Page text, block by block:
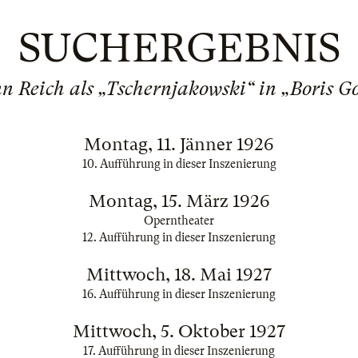
SUCHERGEBNIS
Reich als „Tschernjakowski“ in „Boris
Montag, 11. Jänner 1926
10. Aufführung in dieser Inszenierung
Montag, 15. März 1926
Operntheater
12. Aufführung in dieser Inszenierung
Mittwoch, 18. Mai 1927
16. Aufführung in dieser Inszenierung
Mittwoch, 5. Oktober 1927
17. Aufführung in dieser Inszenierung